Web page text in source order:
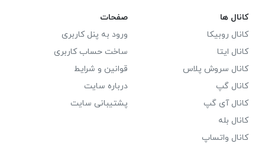
کانال ها
کانال روبیکا
کانال ایتا
کانال سروش پلاس
کانال گپ
کانال آی گپ
کانال بله
کانال واتساپ
صفحات
ورود به پنل کاربری
ساخت حساب کاربری
قوانین و شرایط
درباره سایت
پشتیبانی سایت